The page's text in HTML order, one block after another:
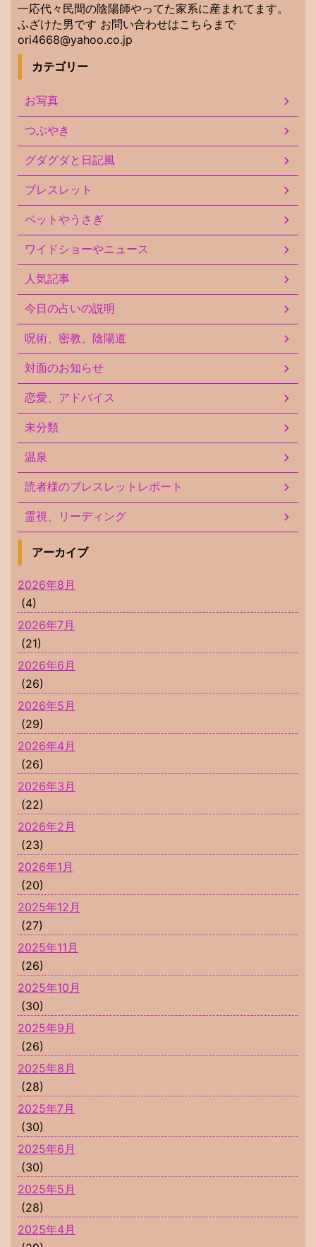
一応代々民間の陰陽師やってた家系に産まれてます。
ふざけた男です お問い合わせはこちらまで
ori4668@yahoo.co.jp
カテゴリー
お写真
つぶやき
グダグダと日記風
ブレスレット
ペットやうさぎ
ワイドショーやニュース
人気記事
今日の占いの説明
呪術、密教、陰陽道
対面のお知らせ
恋愛、アドバイス
未分類
温泉
読者様のブレスレットレポート
霊視、リーディング
アーカイブ
2026年8月
(4)
2026年7月
(21)
2026年6月
(26)
2026年5月
(29)
2026年4月
(26)
2026年3月
(22)
2026年2月
(23)
2026年1月
(20)
2025年12月
(27)
2025年11月
(26)
2025年10月
(30)
2025年9月
(26)
2025年8月
(28)
2025年7月
(30)
2025年6月
(30)
2025年5月
(28)
2025年4月